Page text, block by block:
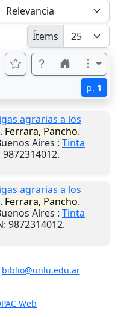
Ítems
p. 1
agrarias a los
. Ferrara, Pancho.
Aires : Tinta
9872314012.
agrarias a los
. Ferrara, Pancho.
Aires : Tinta
9872314012.
biblio@unlu.edu.ar
Web